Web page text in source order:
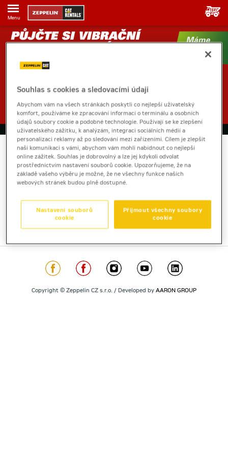
Menu
Poptávka Kontaktní údaje Souhrn Potvrzení
Vaše poptávka neobsahuje žádné položky.
Copyright © Zeppelin CZ s.r.o. / Developed by AARON GROUP
Souhlas s cookies a sledovacími údaji
Abychom vám na všech stránkách poskytli co nejlepší uživatelský
komfort, používáme ke zpracování informací o terminálu a osobních
údajů soubory cookie a podobné technologie. Používají se ke zlepšení
uživatelského zážitku, k analýzám, integraci sociálních médií a
personalizaci reklamy až po sledování mezi zařízeními. Cílem je zlepšit
naši komunikaci s vámi, abychom vám mohli nabídnout co nejlepší
online zážitek. Souhlas je dobrovolný a lze jej kdykoli odvolat
prostřednictvím nastavení souborů cookie. Upozorňujeme, že na
základě vašeho výběru je možné, že ne všechny funkce našich
webových stránek budou plně dostupné.
Přijmout všechny soubory
cookie
Nastavení souborů
cookie